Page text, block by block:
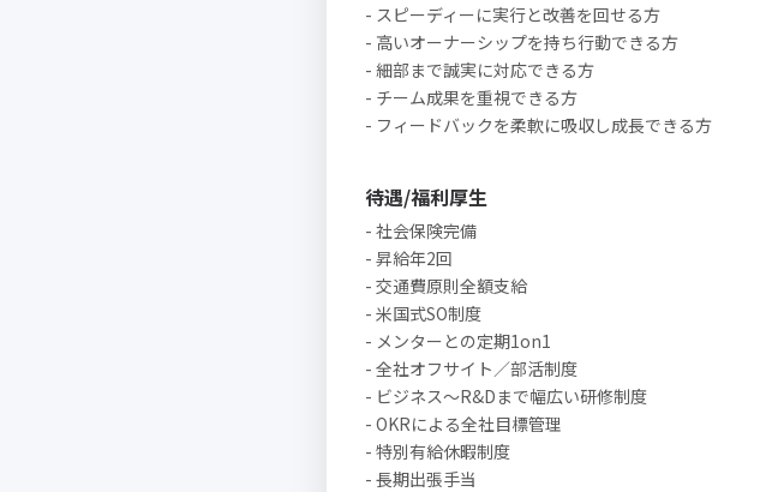
- スピーディーに実行と改善を回せる方
- 高いオーナーシップを持ち行動できる方
- 細部まで誠実に対応できる方
- チーム成果を重視できる方
- フィードバックを柔軟に吸収し成長できる方
待遇/福利厚生
- 社会保険完備
- 昇給年2回
- 交通費原則全額支給
- 米国式SO制度
- メンターとの定期1on1
- 全社オフサイト／部活制度
- ビジネス〜R&Dまで幅広い研修制度
- OKRによる全社目標管理
- 特別有給休暇制度
- 長期出張手当